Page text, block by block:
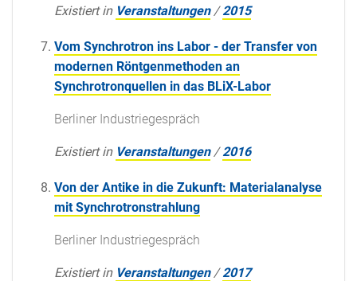
Existiert in Veranstaltungen /2015
Vom Synchrotron ins Labor - der Transfer von
modernen Röntgenmethoden an
Synchrotronquellen in das BLiX-Labor
Berliner Industriegespräch
Existiert in Veranstaltungen /2016
Von der Antike in die Zukunft: Materialanalyse
mit Synchrotronstrahlung
Berliner Industriegespräch
Existiert in Veranstaltungen /2017